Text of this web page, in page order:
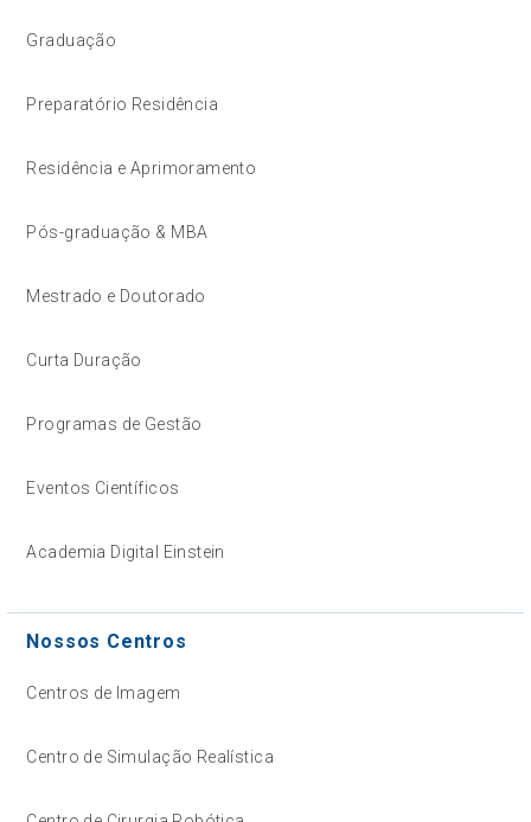
Graduação
Preparatório Residência
Residência e Aprimoramento
Pós-graduação & MBA
Mestrado e Doutorado
Curta Duração
Programas de Gestão
Eventos Científicos
Academia Digital Einstein
Nossos Centros
Centros de Imagem
Centro de Simulação Realística